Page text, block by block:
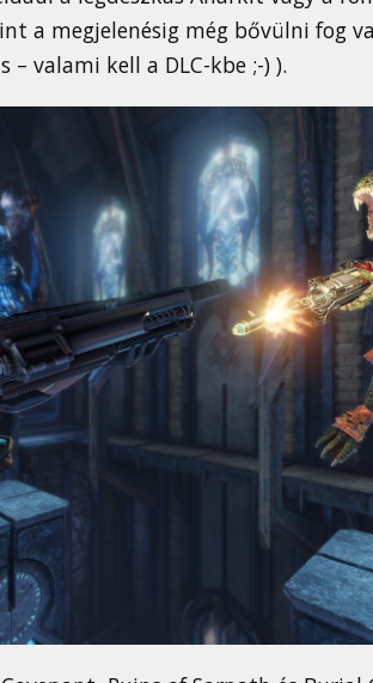
a megjelenésig még bővülni fog
valami kell a DLC-kbe ;-) ).